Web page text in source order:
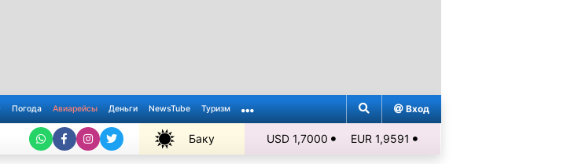
Погода Авиарейсы Деньги NewsTube Туризм Вход
Баку USD 1,7000 EUR 1,9591